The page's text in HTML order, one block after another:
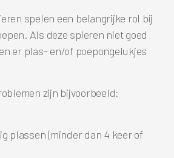
spelen een belangrijke rol bij
Als deze spieren niet goed
er plas- en/of poepongelukjes
zijn bijvoorbeeld:
plassen (minder dan 4 keer of